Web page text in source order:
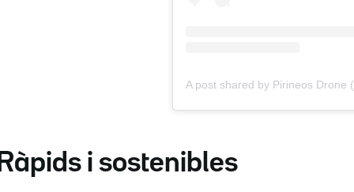
A post shared by Pirineos Drone
Ràpids i sostenibles